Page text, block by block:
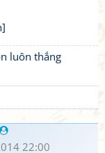
luôn thắng
22:00